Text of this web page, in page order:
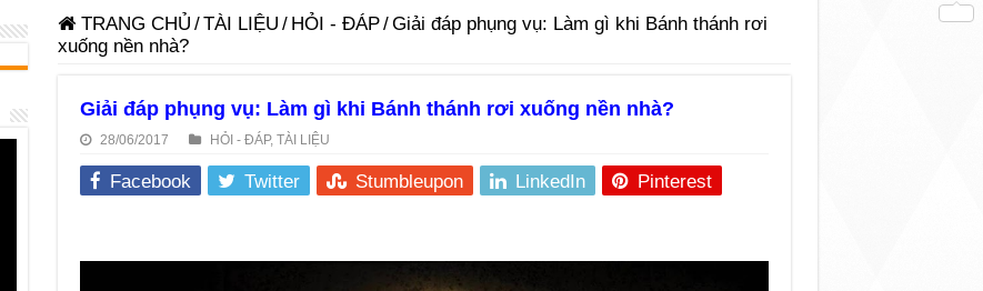
TRANG CHỦ /TÀI LIỆU / HỎI - ĐÁP/Giải đáp phụng vụ: Làm gì khi Bánh thánh rơi
xuống nền nhà?
Giải đáp phụng vụ: Làm gì khi Bánh thánh rơi xuống nền nhà?
28/06/2017 HỎI - ĐÁP, TÀI LIỆU
Facebook Twitter Stumbleupon LinkedIn Pinterest